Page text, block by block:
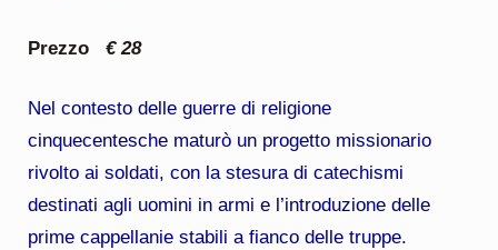
Prezzo € 28
Nel contesto delle guerre di religione
cinquecentesche maturò un progetto missionario
rivolto ai soldati, con la stesura di catechismi
destinati agli uomini in armi e l’introduzione delle
prime cappellanie stabili a fianco delle truppe.